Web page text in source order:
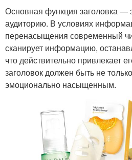
Основная функция заголовка —
аудиторию. В условиях
перенасыщения современный
сканирует информацию,
что действительно привлекает
заголовок должен быть не
эмоционально насыщенным.